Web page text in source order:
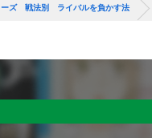
ーズ 戦法別 ライバルを負かす法